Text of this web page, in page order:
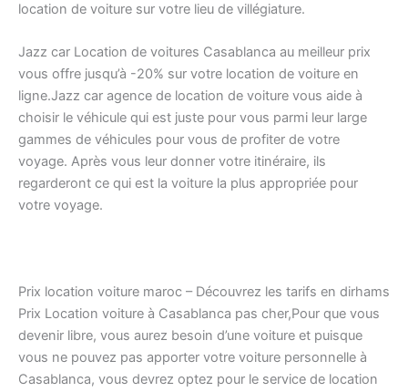
location de voiture sur votre lieu de villégiature.
Jazz car Location de voitures Casablanca au meilleur prix
vous offre jusqu’à -20% sur votre location de voiture en
ligne.Jazz car agence de location de voiture vous aide à
choisir le véhicule qui est juste pour vous parmi leur large
gammes de véhicules pour vous de profiter de votre
voyage. Après vous leur donner votre itinéraire, ils
regarderont ce qui est la voiture la plus appropriée pour
votre voyage.
Prix location voiture maroc – Découvrez les tarifs en dirhams
Prix Location voiture à Casablanca pas cher,Pour que vous
devenir libre, vous aurez besoin d’une voiture et puisque
vous ne pouvez pas apporter votre voiture personnelle à
Casablanca, vous devrez optez pour le service de location